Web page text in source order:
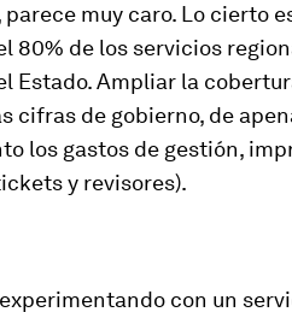
muy caro. Lo cierto
80% de los servicios
Estado. Ampliar la
cifras de gobierno, de
los gastos de gestión,
y revisores).
con un